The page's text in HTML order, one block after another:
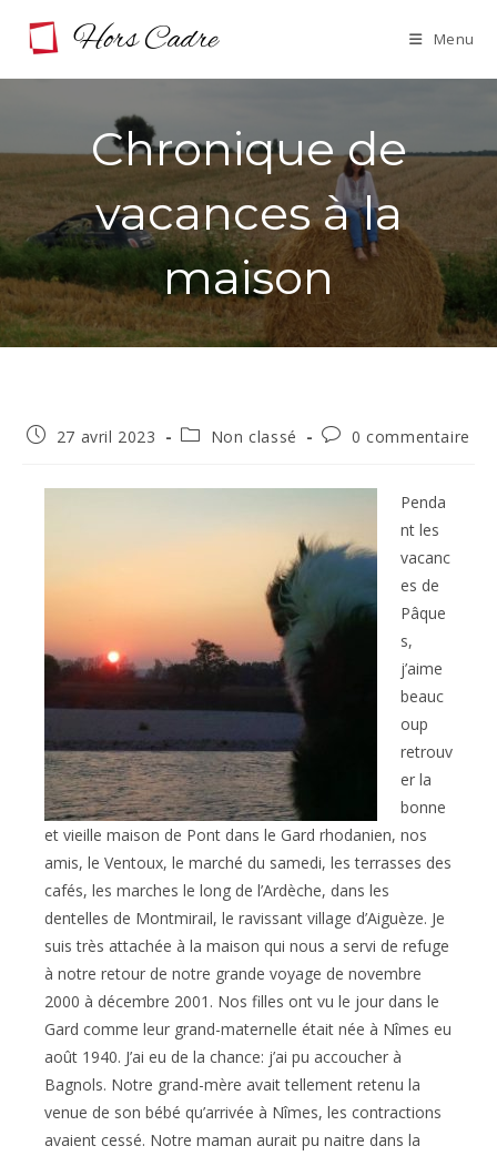
Menu
Chronique de
vacances à la
maison
Publication
27 avril 2023
PostNon classé
Commentaires
publication :
0 commentaire
Penda
nt les
vacanc
es de
Pâque
s,
j’aime
beauc
oup
retrouv
er la
bonne
et vieille maison de Pont dans le Gard rhodanien, nos
amis, le Ventoux, le marché du samedi, les terrasses des
cafés, les marches le long de l’Ardèche, dans les
dentelles de Montmirail, le ravissant village d’Aiguèze. Je
suis très attachée à la maison qui nous a servi de refuge
à notre retour de notre grande voyage de novembre
2000 à décembre 2001. Nos filles ont vu le jour dans le
Gard comme leur grand-maternelle était née à Nîmes eu
août 1940. J’ai eu de la chance: j’ai pu accoucher à
Bagnols. Notre grand-mère avait tellement retenu la
venue de son bébé qu’arrivée à Nîmes, les contractions
avaient cessé. Notre maman aurait pu naitre dans la